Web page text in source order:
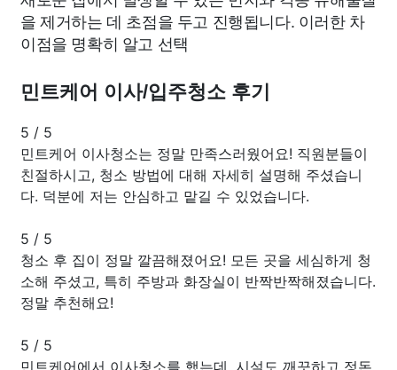
을 제거하는 데 초점을 두고 진행됩니다. 이러한 차
이점을 명확히 알고 선택
민트케어 이사/입주청소 후기
5 / 5
민트케어 이사청소는 정말 만족스러웠어요! 직원분들이
친절하시고, 청소 방법에 대해 자세히 설명해 주셨습니
다. 덕분에 저는 안심하고 맡길 수 있었습니다.
5 / 5
청소 후 집이 정말 깔끔해졌어요! 모든 곳을 세심하게 청
소해 주셨고, 특히 주방과 화장실이 반짝반짝해졌습니다.
정말 추천해요!
5 / 5
민트케어에서 이사청소를 했는데, 시설도 깨끗하고 정돈